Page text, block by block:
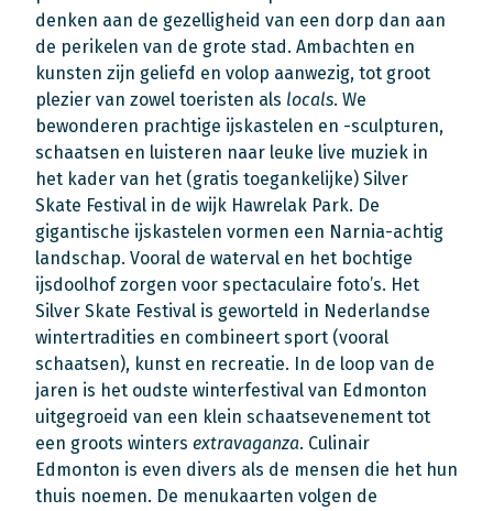
denken aan de gezelligheid van een dorp dan aan
de perikelen van de grote stad. Ambachten en
kunsten zijn geliefd en volop aanwezig, tot groot
plezier van zowel toeristen als locals. We
bewonderen prachtige ijskastelen en -sculpturen,
schaatsen en luisteren naar leuke live muziek in
het kader van het (gratis toegankelijke) Silver
Skate Festival in de wijk Hawrelak Park. De
gigantische ijskastelen vormen een Narnia-achtig
landschap. Vooral de waterval en het bochtige
ijsdoolhof zorgen voor spectaculaire foto’s. Het
Silver Skate Festival is geworteld in Nederlandse
wintertradities en combineert sport (vooral
schaatsen), kunst en recreatie. In de loop van de
jaren is het oudste winterfestival van Edmonton
uitgegroeid van een klein schaatsevenement tot
een groots winters extravaganza. Culinair
Edmonton is even divers als de mensen die het hun
thuis noemen. De menukaarten volgen de